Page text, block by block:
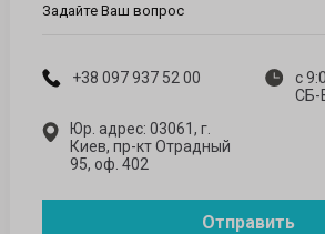
Задайте Ваш вопрос
+38 097 937 52 00
с
СБ-
Юр. адрес: 03061, г.
Киев, пр-кт Отрадный
95, оф. 402
Отправить